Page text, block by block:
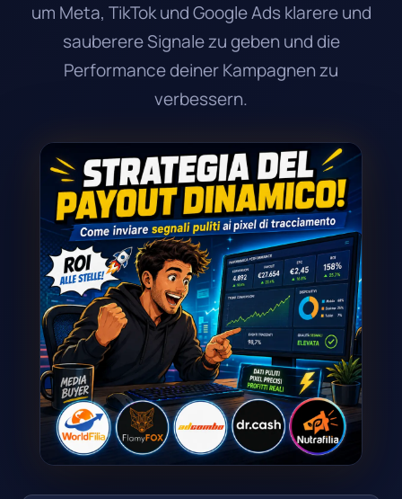
um Meta, TikTok und Google Ads klarere und
sauberere Signale zu geben und die
Performance deiner Kampagnen zu
verbessern.